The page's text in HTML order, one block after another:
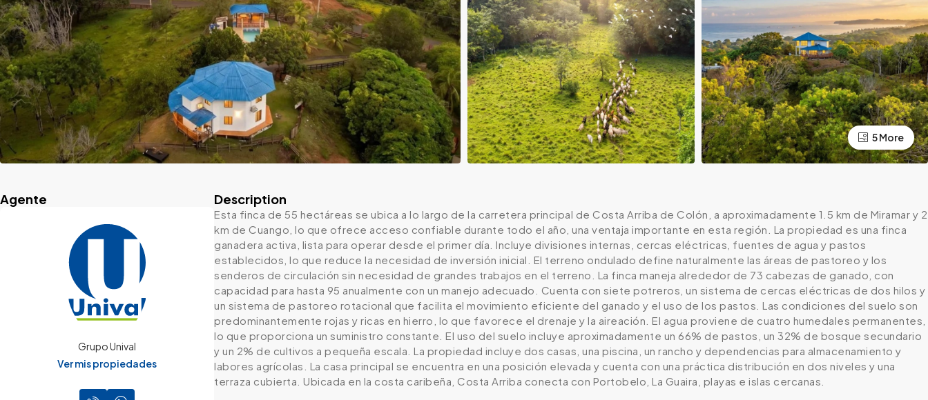
5 More
Agente
Grupo Unival
Ver mis propiedades
Description
Esta finca de 55 hectáreas se ubica a lo largo de la carretera principal de Costa Arriba de Colón, a aproximadamente 1.5 km de Miramar y 2
km de Cuango, lo que ofrece acceso confiable durante todo el año, una ventaja importante en esta región. La propiedad es una finca
ganadera activa, lista para operar desde el primer día. Incluye divisiones internas, cercas eléctricas, fuentes de agua y pastos
establecidos, lo que reduce la necesidad de inversión inicial. El terreno ondulado define naturalmente las áreas de pastoreo y los
senderos de circulación sin necesidad de grandes trabajos en el terreno. La finca maneja alrededor de 73 cabezas de ganado, con
capacidad para hasta 95 anualmente con un manejo adecuado. Cuenta con siete potreros, un sistema de cercas eléctricas de dos hilos y
un sistema de pastoreo rotacional que facilita el movimiento eficiente del ganado y el uso de los pastos. Las condiciones del suelo son
predominantemente rojas y ricas en hierro, lo que favorece el drenaje y la aireación. El agua proviene de cuatro humedales permanentes,
lo que proporciona un suministro constante. El uso del suelo incluye aproximadamente un 66% de pastos, un 32% de bosque secundario
y un 2% de cultivos a pequeña escala. La propiedad incluye dos casas, una piscina, un rancho y dependencias para almacenamiento y
labores agrícolas. La casa principal se encuentra en una posición elevada y cuenta con una práctica distribución en dos niveles y una
terraza cubierta. Ubicada en la costa caribeña, Costa Arriba conecta con Portobelo, La Guaira, playas e islas cercanas.